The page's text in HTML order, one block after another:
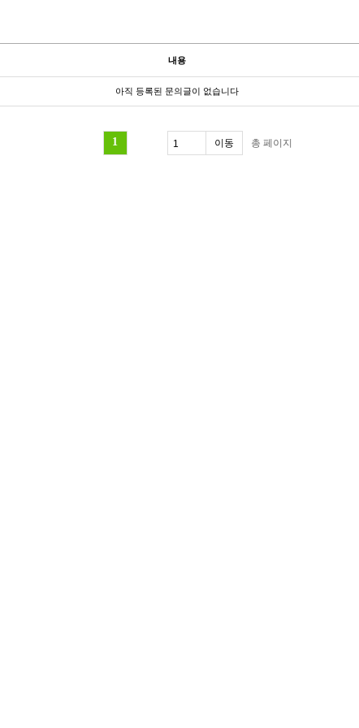
내용
아직 등록된 문의글이 없습니다
1 총 페이지